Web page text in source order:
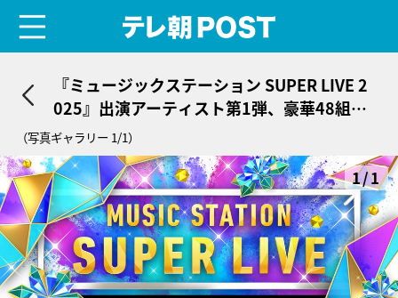
『ミュージックステーション SUPER LIVE 2
025』出演アーティスト第1弾、豪華48組が
発表！
（写真ギャラリー 1/1）
1/1